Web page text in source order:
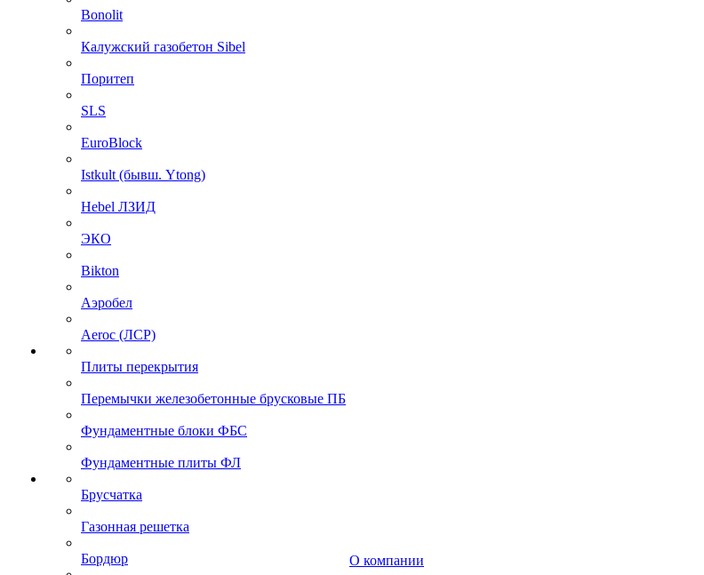
Bonolit
Калужский газобетон Sibel
Поритеп
SLS
EuroBlock
Istkult (бывш. Ytong)
Hebel ЛЗИД
ЭКО
Bikton
Аэробел
Aeroc (ЛСР)
Плиты перекрытия
Перемычки железобетонные брусковые ПБ
Фундаментные блоки ФБС
Фундаментные плиты ФЛ
Брусчатка
Газонная решетка
Бордюр
О компании